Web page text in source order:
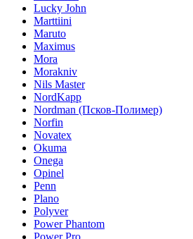
Lucky John
Marttiini
Maruto
Maximus
Mora
Morakniv
Nils Master
NordKapp
Nordman (Псков-Полимер)
Norfin
Novatex
Okuma
Onega
Opinel
Penn
Plano
Polyver
Power Phantom
Power Pro